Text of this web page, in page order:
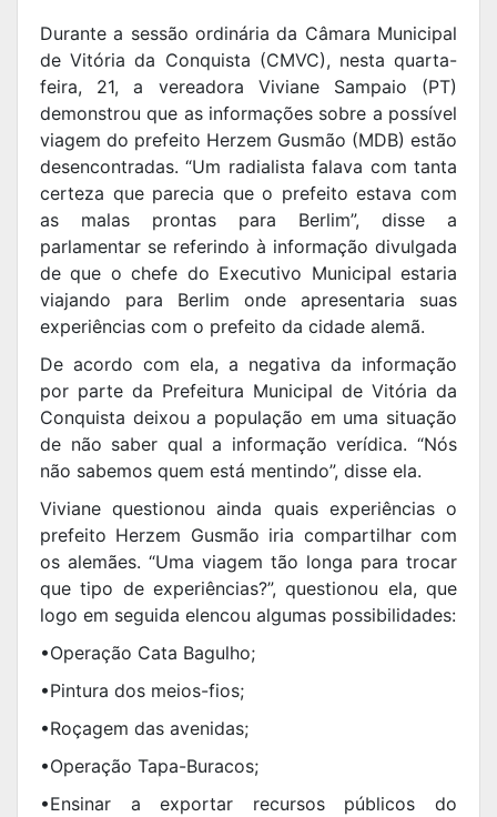
Durante a sessão ordinária da Câmara Municipal
de Vitória da Conquista (CMVC), nesta quarta-
feira, 21, a vereadora Viviane Sampaio (PT)
demonstrou que as informações sobre a possível
viagem do prefeito Herzem Gusmão (MDB) estão
desencontradas. “Um radialista falava com tanta
certeza que parecia que o prefeito estava com
as malas prontas para Berlim”, disse a
parlamentar se referindo à informação divulgada
de que o chefe do Executivo Municipal estaria
viajando para Berlim onde apresentaria suas
experiências com o prefeito da cidade alemã.
De acordo com ela, a negativa da informação
por parte da Prefeitura Municipal de Vitória da
Conquista deixou a população em uma situação
de não saber qual a informação verídica. “Nós
não sabemos quem está mentindo”, disse ela.
Viviane questionou ainda quais experiências o
prefeito Herzem Gusmão iria compartilhar com
os alemães. “Uma viagem tão longa para trocar
que tipo de experiências?”, questionou ela, que
logo em seguida elencou algumas possibilidades:
•Operação Cata Bagulho;
•Pintura dos meios-fios;
•Roçagem das avenidas;
•Operação Tapa-Buracos;
•Ensinar a exportar recursos públicos do